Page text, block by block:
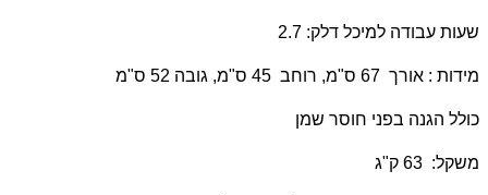
שעות עבודה למיכל דלק: 2.7
מידות : אורך 67 ס"מ, רוחב 45 ס"מ, גובה 52 ס"מ
כולל הגנה בפני חוסר שמן
משקל: 63 ק"ג